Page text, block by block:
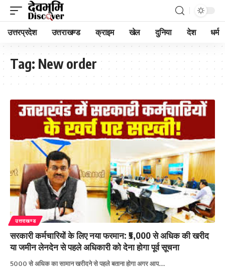
उत्तरप्रदेश उत्तराखण्ड क्राइम खेल दुनिया देश धर्म
Tag: New order
उत्तराखण्ड
सरकारी कर्मचारियों के लिए नया फरमान: ₹5,000 से अधिक की खरीद
या जमीन लेनदेन से पहले अधिकारी को देना होगा पूर्व सूचना
5000 से अधिक का सामान खरीदने से पहले बताना होगा अगर आप…